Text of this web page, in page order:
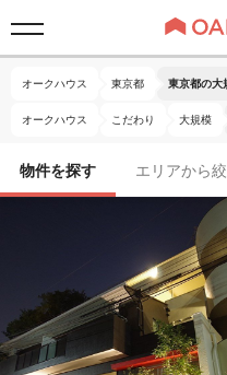
オークハウス 東京都 東京都の大
オークハウス こだわり 大規模
物件を探す エリアから